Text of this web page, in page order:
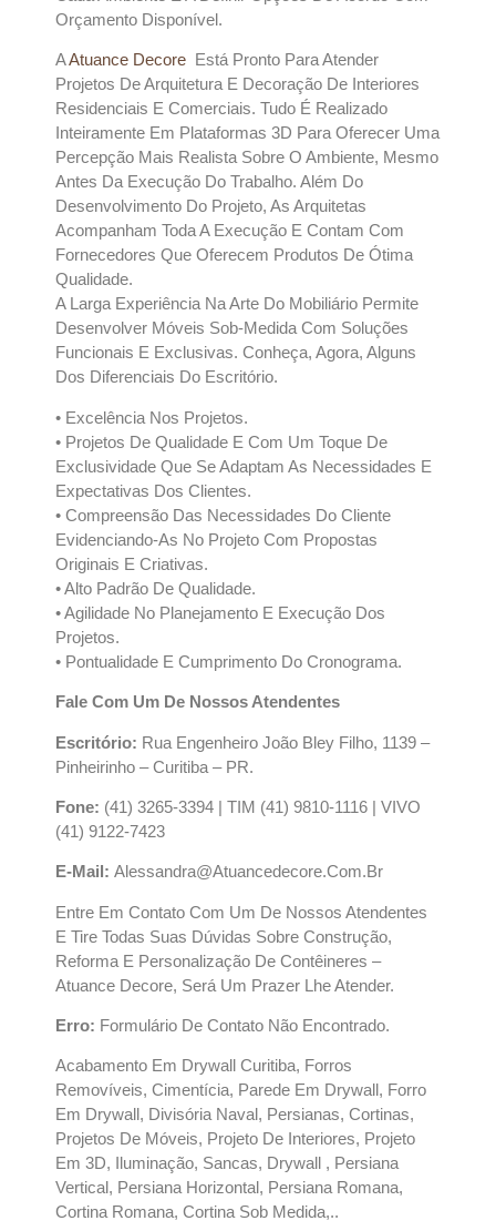
Orçamento Disponível.
AAtuance Decore Está Pronto Para Atender
Projetos De Arquitetura E Decoração De Interiores
Residenciais E Comerciais. Tudo É Realizado
Inteiramente Em Plataformas 3D Para Oferecer Uma
Percepção Mais Realista Sobre O Ambiente, Mesmo
Antes Da Execução Do Trabalho. Além Do
Desenvolvimento Do Projeto, As Arquitetas
Acompanham Toda A Execução E Contam Com
Fornecedores Que Oferecem Produtos De Ótima
Qualidade.
A Larga Experiência Na Arte Do Mobiliário Permite
Desenvolver Móveis Sob-Medida Com Soluções
Funcionais E Exclusivas. Conheça, Agora, Alguns
Dos Diferenciais Do Escritório.
• Excelência Nos Projetos.
• Projetos De Qualidade E Com Um Toque De
Exclusividade Que Se Adaptam As Necessidades E
Expectativas Dos Clientes.
• Compreensão Das Necessidades Do Cliente
Evidenciando-As No Projeto Com Propostas
Originais E Criativas.
• Alto Padrão De Qualidade.
• Agilidade No Planejamento E Execução Dos
Projetos.
• Pontualidade E Cumprimento Do Cronograma.
Fale Com Um De Nossos Atendentes
Escritório: Rua Engenheiro João Bley Filho, 1139 –
Pinheirinho – Curitiba – PR.
Fone: (41) 3265-3394 | TIM (41) 9810-1116 | VIVO
(41) 9122-7423
E-Mail: Alessandra@atuancedecore.com.br
Entre Em Contato Com Um De Nossos Atendentes
E Tire Todas Suas Dúvidas Sobre Construção,
Reforma E Personalização De Contêineres –
Atuance Decore, Será Um Prazer Lhe Atender.
Erro: Formulário De Contato Não Encontrado.
Acabamento Em Drywall Curitiba, Forros
Removíveis, Cimentícia, Parede Em Drywall, Forro
Em Drywall, Divisória Naval, Persianas, Cortinas,
Projetos De Móveis, Projeto De Interiores, Projeto
Em 3D, Iluminação, Sancas, Drywall , Persiana
Vertical, Persiana Horizontal, Persiana Romana,
Cortina Romana, Cortina Sob Medida,..